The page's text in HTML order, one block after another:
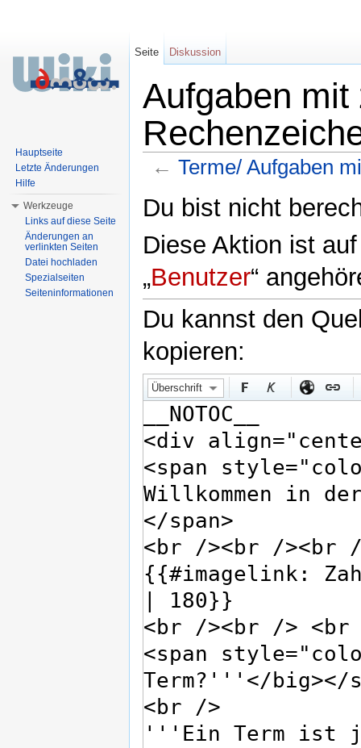
Aufgaben
← Terme/ Aufgaben
Du bist nicht
Diese Aktion ist
„Benutzer“
Du kannst den
kopieren:
Überschrift
Seite Diskussion
Hauptseite
Letzte Änderungen
Hilfe
Werkzeuge
Links auf diese Seite
Änderungen an
verlinkten Seiten
Datei hochladen
Spezialseiten
Seiteninformationen